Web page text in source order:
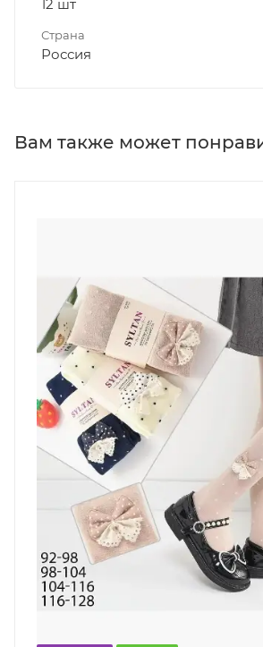
12 шт
Страна
Россия
Вам также может